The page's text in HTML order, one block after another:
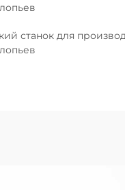
станок для